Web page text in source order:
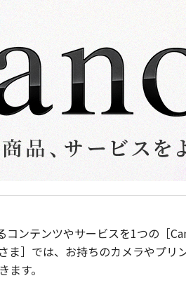
ンテンツやサービスを1つの［
ま］では、お持ちのカメラやプ
す。